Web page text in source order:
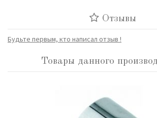
Отзывы
Будьте первым, кто написал отзыв !
Товары данного